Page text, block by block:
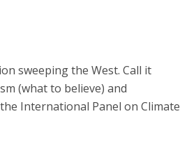
sweeping the West. Call it
(what to believe) and
International Panel on Climate